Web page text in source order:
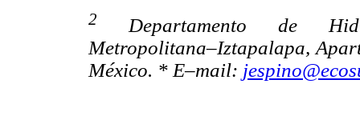
2
Departamento de
Metropolitana–Iztapalapa,
México. * E–mail: